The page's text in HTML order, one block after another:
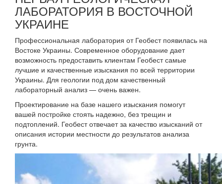
ЛАБОРАТОРИЯ В ВОСТОЧНОЙ
УКРАИНЕ
Профессиональная лаборатория от Геобест появилась на
Востоке Украины. Современное оборудование дает
возможность предоставить клиентам Геобест самые
лучшие и качественные изыскания по всей территории
Украины. Для геологии под дом качественный
лабораторный анализ — очень важен.
Проектирование на базе нашего изыскания помогут
вашей постройке стоять надежно, без трещин и
подтоплений. Геобест отвечает за качество изысканий от
описания истории местности до результатов анализа
грунта.